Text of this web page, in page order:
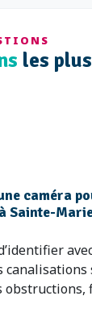
les plus
caméra
Sainte-
canalisations
obstructions,